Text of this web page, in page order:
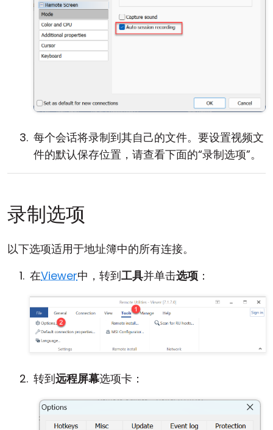
每个会话将录制到其自己的文件。要设置视频文
件的默认保存位置，请查看下面的“录制选项”。
录制选项
以下选项适用于地址簿中的所有连接。
在Viewer中，转到工具并单击选项 ：
转到远程屏幕选项卡：